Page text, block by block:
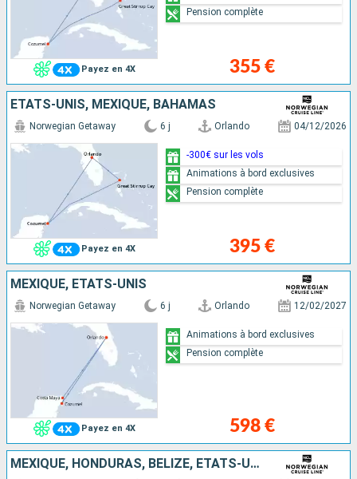
Payez en 4X 355 €
Pension complète
ÉTATS-UNIS, MEXIQUE, BAHAMAS
Payez en 4X
Norwegian Getaway 6 j Orlando 04/12/2026
395 €
-300€ sur les vols
Animations à bord exclusives
Pension complète
MEXIQUE, ÉTATS-UNIS
Payez en 4X
Norwegian Getaway 6 j Orlando 12/02/2027
598 €
Animations à bord exclusives
Pension complète
MEXIQUE, HONDURAS, BELIZE, ÉTATS-UNIS